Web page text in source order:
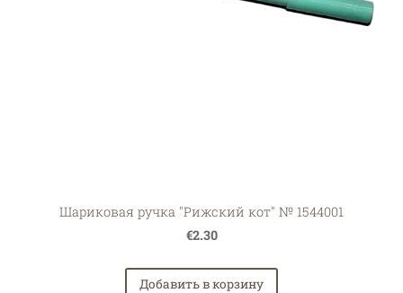
Шариковая ручка "Рижский кот" № 1544001
€2.30
Добавить в корзину